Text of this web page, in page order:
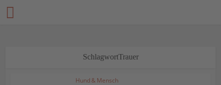
SchlagwortTrauer
Hund & Mensch